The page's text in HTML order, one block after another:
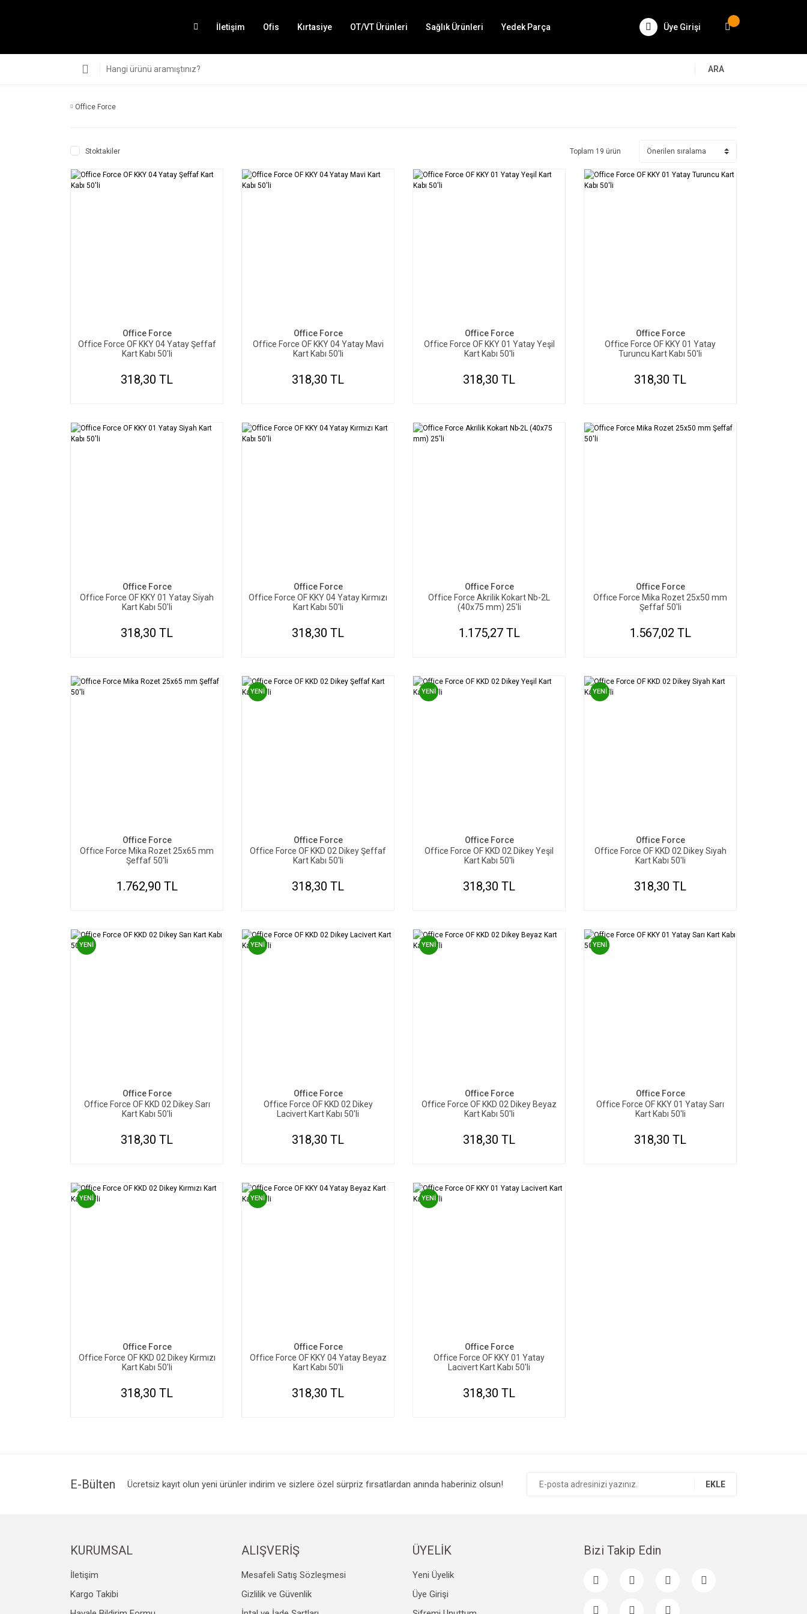
İletişim Ofis Kırtasiye OT/VT Ürünleri Sağlık Ürünleri Yedek Parça Üye Girişi
ARA
Office Force
Stoktakiler Toplam 19 ürün
Office Force
Office Force OF KKY 04 Yatay Şeffaf
Kart Kabı 50'li
318,30 TL
Office Force
Office Force OF KKY 04 Yatay Mavi
Kart Kabı 50'li
318,30 TL
Office Force
Office Force OF KKY 01 Yatay Yeşil
Kart Kabı 50'li
318,30 TL
Office Force
Office Force OF KKY 01 Yatay
Turuncu Kart Kabı 50'li
318,30 TL
Office Force
Office Force OF KKY 01 Yatay Siyah
Kart Kabı 50'li
318,30 TL
Office Force
Office Force OF KKY 04 Yatay Kırmızı
Kart Kabı 50'li
318,30 TL
Office Force
Office Force Akrilik Kokart Nb-2L
(40x75 mm) 25'li
1.175,27 TL
Office Force
Offıce Force Mika Rozet 25x50 mm
Şeffaf 50'li
1.567,02 TL
Office Force
Offıce Force Mika Rozet 25x65 mm
Şeffaf 50'li
1.762,90 TL
YENİ
Office Force
Office Force OF KKD 02 Dikey Şeffaf
Kart Kabı 50'li
318,30 TL
YENİ
Office Force
Office Force OF KKD 02 Dikey Yeşil
Kart Kabı 50'li
318,30 TL
YENİ
Office Force
Office Force OF KKD 02 Dikey Siyah
Kart Kabı 50'li
318,30 TL
YENİ
Office Force
Office Force OF KKD 02 Dikey Sarı
Kart Kabı 50'li
318,30 TL
YENİ
Office Force
Office Force OF KKD 02 Dikey
Lacivert Kart Kabı 50'li
318,30 TL
YENİ
Office Force
Office Force OF KKD 02 Dikey Beyaz
Kart Kabı 50'li
318,30 TL
YENİ
Office Force
Office Force OF KKY 01 Yatay Sarı
Kart Kabı 50'li
318,30 TL
YENİ
Office Force
Office Force OF KKD 02 Dikey Kırmızı
Kart Kabı 50'li
318,30 TL
YENİ
Office Force
Office Force OF KKY 04 Yatay Beyaz
Kart Kabı 50'li
318,30 TL
YENİ
Office Force
Office Force OF KKY 01 Yatay
Lacivert Kart Kabı 50'li
318,30 TL
E-Bülten Ücretsiz kayıt olun yeni ürünler indirim ve sizlere özel sürpriz fırsatlardan anında haberiniz olsun! EKLE
KURUMSAL
İletişim
Kargo Takibi
ALIŞVERİŞ
Mesafeli Satış Sözleşmesi
Gizlilik ve Güvenlik
ÜYELİK
Yeni Üyelik
Üye Girişi
Bizi Takip Edin